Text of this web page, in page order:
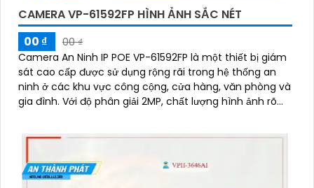
CAMERA VP-61592FP HÌNH ẢNH SẮC NÉT
00 ₫
00 ₫
Camera An Ninh IP POE VP-61592FP là một thiết bị giám
sát cao cấp được sử dụng rộng rãi trong hệ thống an
ninh ở các khu vực công cộng, cửa hàng, văn phòng và
gia đình. Với độ phân giải 2MP, chất lượng hình ảnh rõ